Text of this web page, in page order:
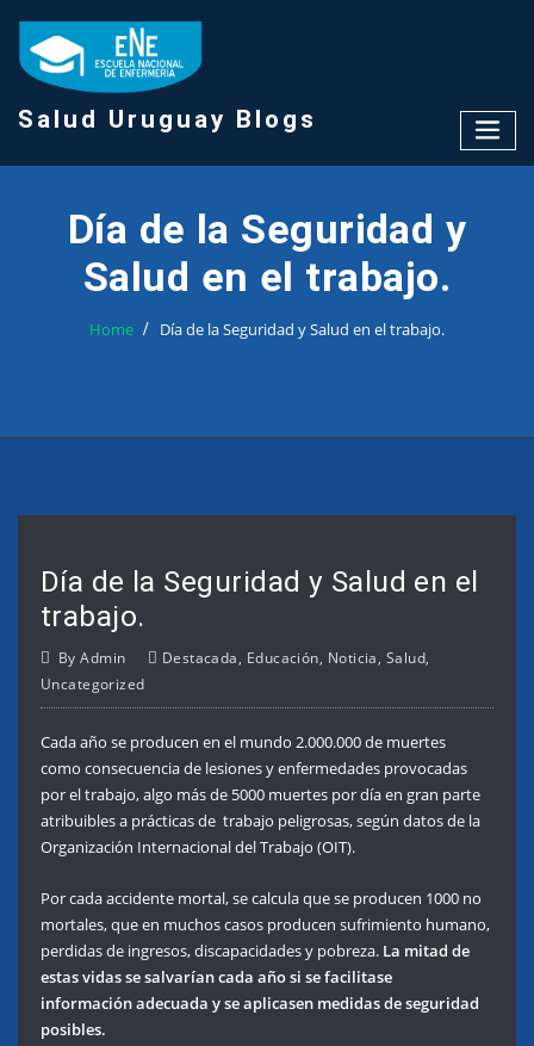
content
Salud Uruguay Blogs
Día de la Seguridad y
Salud en el trabajo.
Home Día de la Seguridad y Salud en el trabajo.
Día de la Seguridad y Salud en el
trabajo.
ByAdmin Destacada, Educación, Noticia, Salud,
Uncategorized
Cada año se producen en el mundo 2.000.000 de muertes
como consecuencia de lesiones y enfermedades provocadas
por el trabajo, algo más de 5000 muertes por día en gran parte
atribuibles a prácticas de trabajo peligrosas, según datos de la
Organización Internacional del Trabajo (OIT).
Por cada accidente mortal, se calcula que se producen 1000 no
mortales, que en muchos casos producen sufrimiento humano,
perdidas de ingresos, discapacidades y pobreza. La mitad de
estas vidas se salvarían cada año si se facilitase
información adecuada y se aplicasen medidas de seguridad
posibles.